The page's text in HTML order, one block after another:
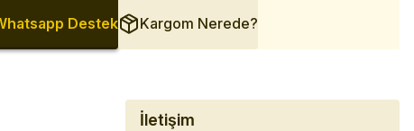
Destek Kargom Nerede?
İletişim